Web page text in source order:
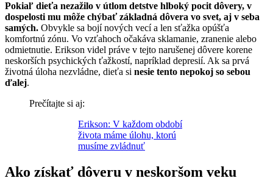
Pokiaľ dieťa nezažilo v útlom detstve hlboký pocit dôvery, v
dospelosti mu môže chýbať základná dôvera vo svet, aj v seba
samých. Obvykle sa bojí nových vecí a len sťažka opúšťa
komfortnú zónu. Vo vzťahoch očakáva sklamanie, zranenie alebo
odmietnutie. Erikson videl práve v tejto narušenej dôvere korene
neskorších psychických ťažkostí, napríklad depresií. Ak sa prvá
životná úloha nezvládne, dieťa si nesie tento nepokoj so sebou
ďalej.
Prečítajte si aj:
Erikson: V každom období
života máme úlohu, ktorú
musíme zvládnuť
Ako získať dôveru v neskoršom veku